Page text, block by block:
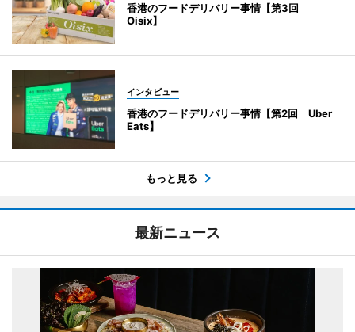
香港のフードデリバリー事情【第3回
Oisix】
インタビュー
香港のフードデリバリー事情【第2回 Uber
Eats】
もっと見る
最新ニュース